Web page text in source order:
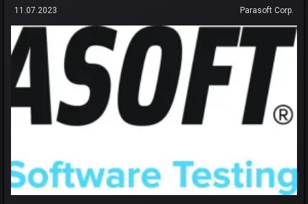
11.07.2023 Parasoft Corp.